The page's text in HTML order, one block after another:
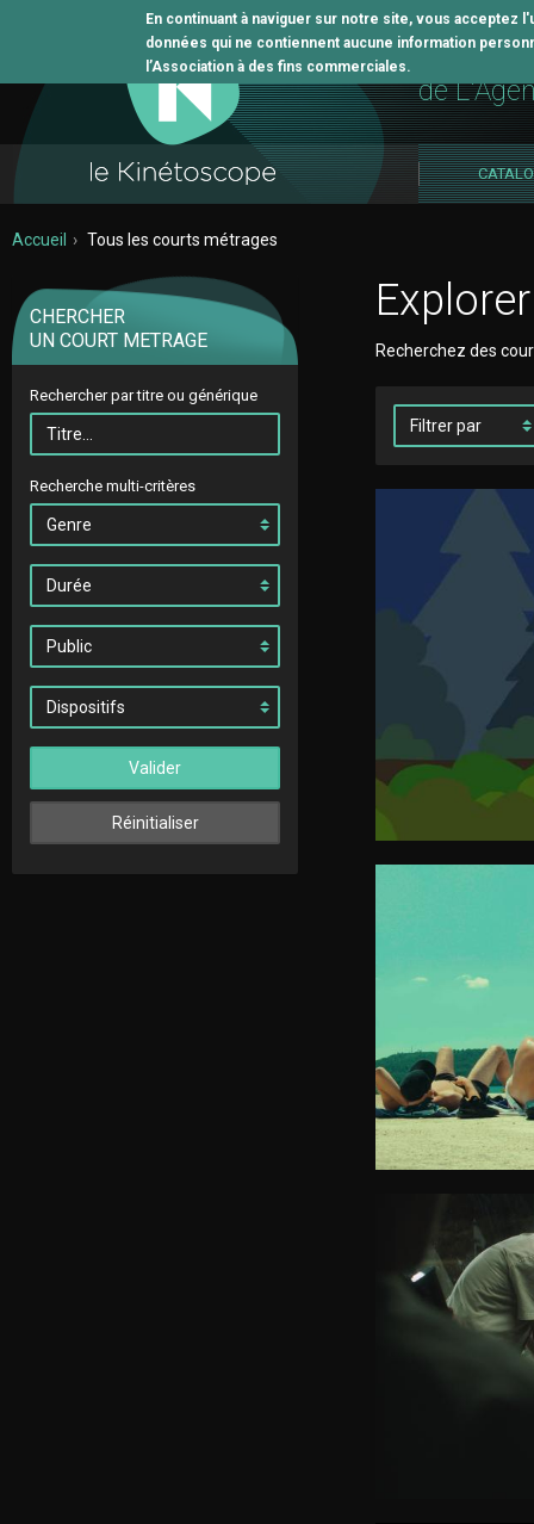
En continuant à naviguer sur notre site, vous
données qui ne contiennent aucune information
l’Association à des fins commerciales. L'outil
de
Accueil Tous les courts métrages
CHERCHER
UN COURT METRAGE
Rechercher par titre ou générique
Recherche multi-critères
Valider
Réinitialiser
Recherchez des
par